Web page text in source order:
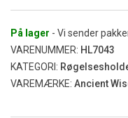
antal
På lager - Vi sender
VARENUMMER: HL7043
KATEGORI:
VAREMÆRKE: Ancient